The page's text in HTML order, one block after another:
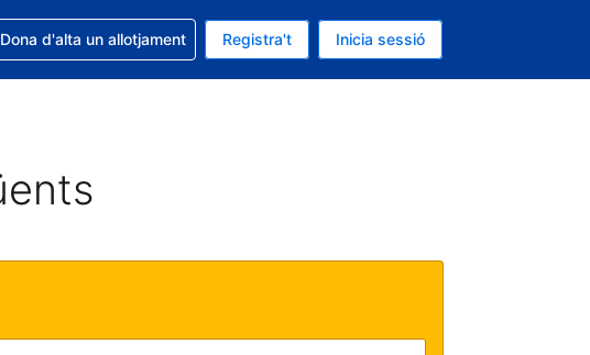
actual és EUR
actual és Català
ajuda amb la reserva
Dona d'alta un allotjament Registra't Inicia sessió